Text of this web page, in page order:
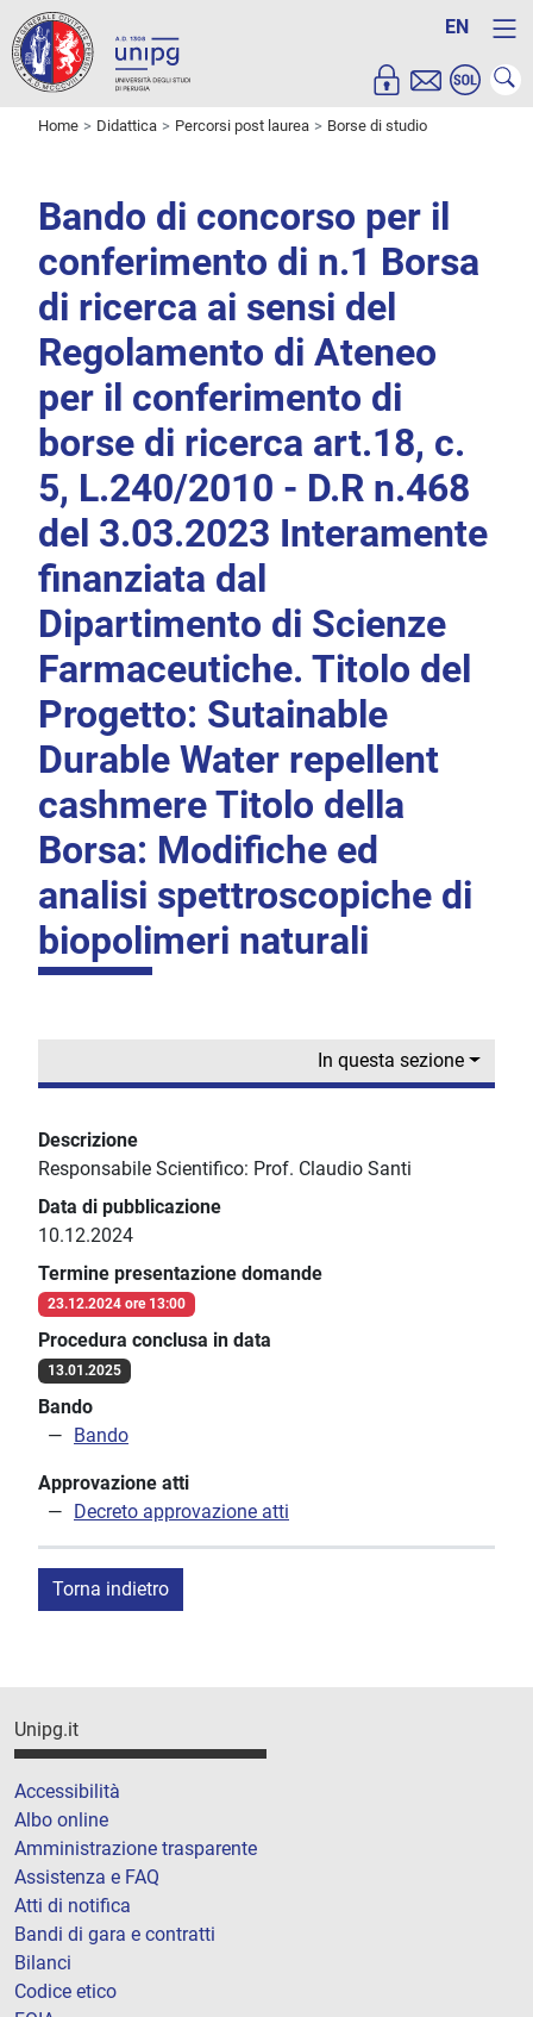
EN
Home Didattica Percorsi post laurea Borse di studio
Bando di concorso per il
conferimento di n.1 Borsa
di ricerca ai sensi del
Regolamento di Ateneo
per il conferimento di
borse di ricerca art.18, c.
5, L.240/2010 - D.R n.468
del 3.03.2023 Interamente
finanziata dal
Dipartimento di Scienze
Farmaceutiche. Titolo del
Progetto: Sutainable
Durable Water repellent
cashmere Titolo della
Borsa: Modifiche ed
analisi spettroscopiche di
biopolimeri naturali
In questa sezione
Descrizione
Responsabile Scientifico: Prof. Claudio Santi
Data di pubblicazione
10.12.2024
Termine presentazione domande
23.12.2024 ore 13:00
Procedura conclusa in data
13.01.2025
Bando
Bando
Approvazione atti
Decreto approvazione atti
Torna indietro
Unipg.it
Accessibilità
Albo online
Amministrazione trasparente
Assistenza e FAQ
Atti di notifica
Bandi di gara e contratti
Bilanci
Codice etico